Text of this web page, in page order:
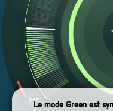
Le mode Green est